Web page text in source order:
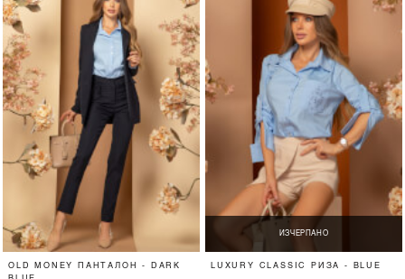
OLD MONEY ПАНТАЛОН - DARK
ИЗЧЕРПАНО
LUXURY CLASSIC РИЗА - BLUE